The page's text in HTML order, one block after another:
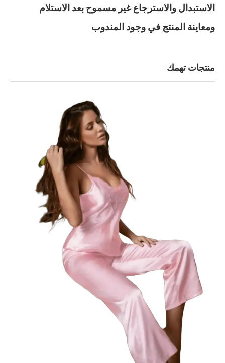
الاستبدال والاسترجاع غير مسموح بعد الاستلام
ومعاينة المنتج في وجود المندوب
منتجات تهمك